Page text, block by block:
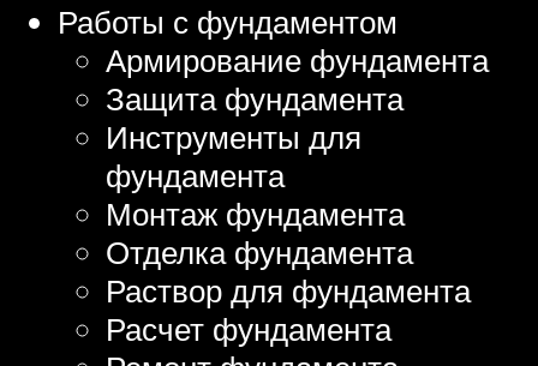
Работы с фундаментом
Армирование фундамента
Защита фундамента
Инструменты для
фундамента
Монтаж фундамента
Отделка фундамента
Раствор для фундамента
Расчет фундамента